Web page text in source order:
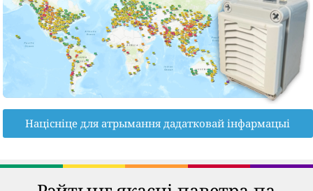
Націсніце для атрымання дадатковай інфармацыі